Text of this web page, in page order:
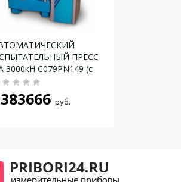
скорости
плиты, мм/мин
информации,
мм
30
мм
плиты, мм
изгиб
от 30 x 30 x 160
до 50 x 50 x 250
обработку персональных данных
ПРЕСС
3000кН С079PN149 (с
С104-04)
руб.